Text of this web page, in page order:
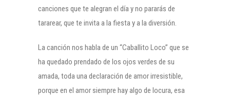
canciones que te alegran el día y no pararás de
tararear, que te invita a la fiesta y a la diversión.
La canción nos habla de un “Caballito Loco” que se
ha quedado prendado de los ojos verdes de su
amada, toda una declaración de amor irresistible,
porque en el amor siempre hay algo de locura, esa